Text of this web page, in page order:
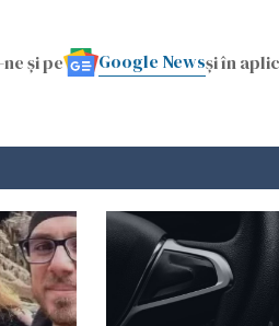
și pe Google Newsși în